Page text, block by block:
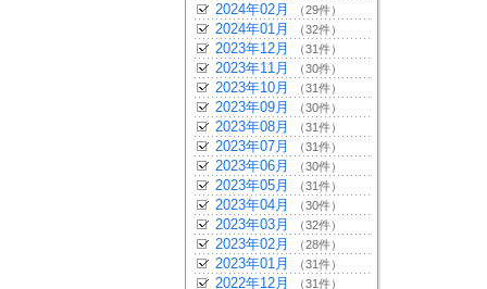
2024年02月 （29件）
2024年01月 （32件）
2023年12月 （31件）
2023年11月 （30件）
2023年10月 （31件）
2023年09月 （30件）
2023年08月 （31件）
2023年07月 （31件）
2023年06月 （30件）
2023年05月 （31件）
2023年04月 （30件）
2023年03月 （32件）
2023年02月 （28件）
2023年01月 （31件）
2022年12月 （31件）